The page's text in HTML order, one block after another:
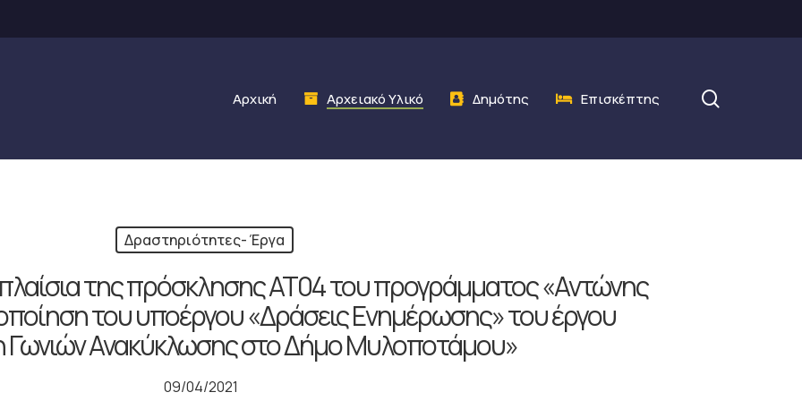
Αρχική Αρχειακό Υλικό Δημότης Επισκέπτης
Δραστηριότητες- Έργα
της πρόσκλησης ΑΤ04 του προγράμματος «Αντώνης
του υποέργου «Δράσεις Ενημέρωσης» του έργου
Γωνιών Ανακύκλωσης στο Δήμο Μυλοποτάμου»
09/04/2021